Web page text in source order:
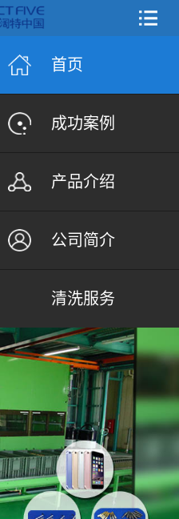
首页
成功案例
产品介绍
公司简介
清洗服务